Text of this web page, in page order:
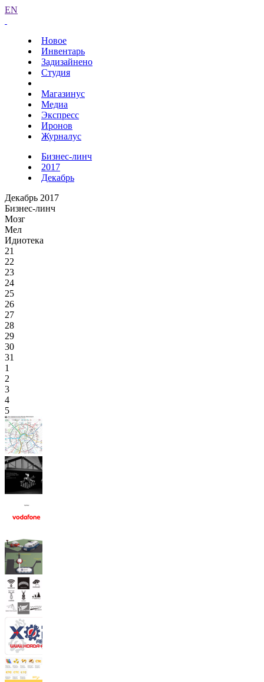
EN
Новое
Инвентарь
Задизайнено
Студия
Магазинус
Медиа
Экспресс
Иронов
Журналус
Бизнес-линч
2017
Декабрь
Декабрь 2017
Бизнес-линч
Мозг
Мел
Идиотека
21
22
23
24
25
26
27
28
29
30
31
1
2
3
4
5